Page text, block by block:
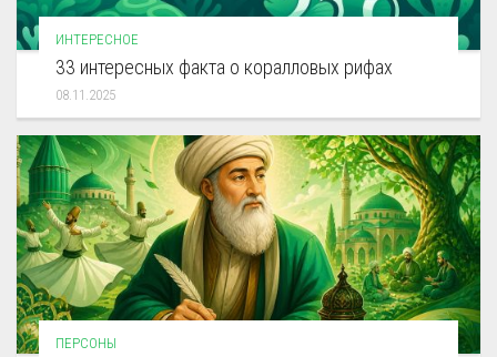
ИНТЕРЕСНОЕ
33 интересных факта о коралловых рифах
08.11.2025
ПЕРСОНЫ